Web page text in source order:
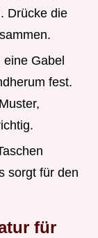
Drücke die
eine Gabel
fest.
sorgt für den
für